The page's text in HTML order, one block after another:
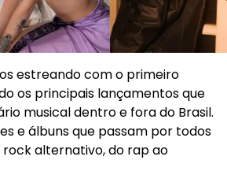
estreando com o primeiro
os principais lançamentos que
musical dentro e fora do Brasil.
e álbuns que passam por todos
rock alternativo, do rap ao